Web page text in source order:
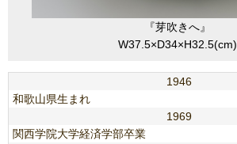
『芽吹きへ』
W37.5×D34×H32.5(cm)
1946
和歌山県生まれ
1969
関西学院大学経済学部卒業